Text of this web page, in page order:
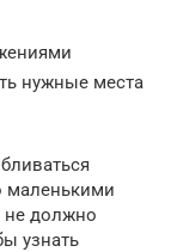
нужные места
маленькими
не должно
узнать